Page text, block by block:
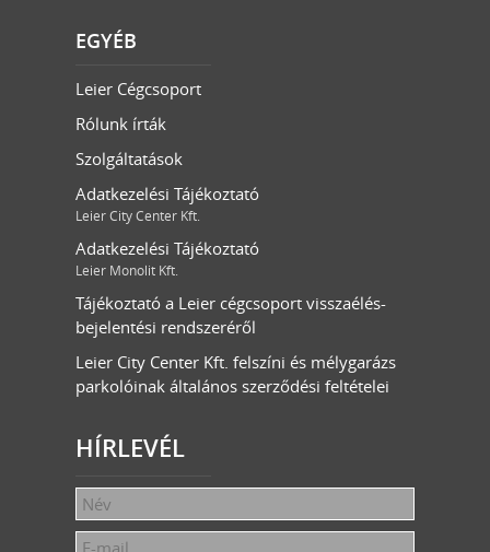
EGYÉB
Leier Cégcsoport
Rólunk írták
Szolgáltatások
Adatkezelési Tájékoztató
Leier City Center Kft.
Adatkezelési Tájékoztató
Leier Monolit Kft.
Tájékoztató a Leier cégcsoport visszaélés-
bejelentési rendszeréről
Leier City Center Kft. felszíni és mélygarázs
parkolóinak általános szerződési feltételei
HÍRLEVÉL